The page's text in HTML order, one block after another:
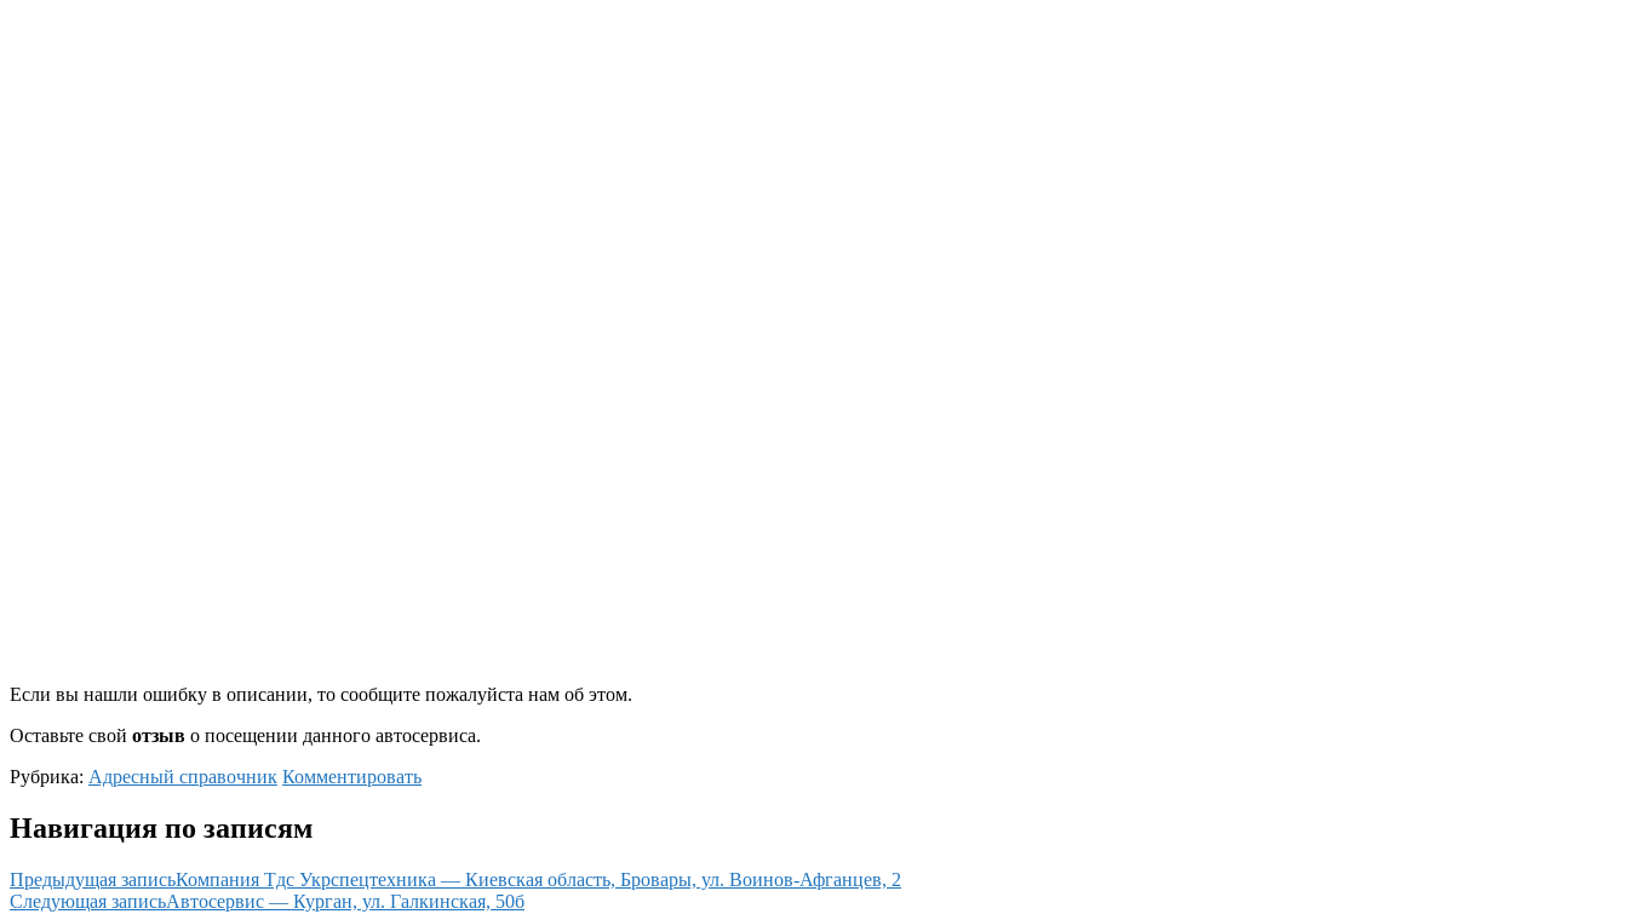
Если вы нашли ошибку в описании, то сообщите пожалуйста нам об этом.
Оставьте свой отзыв о посещении данного автосервиса.
Рубрика: Адресный справочник Комментировать
Навигация по записям
Предыдущая записьКомпания Тдс Укрспецтехника — Киевская область, Бровары, ул. Воинов-Афганцев, 2
Следующая записьАвтосервис — Курган, ул. Галкинская, 50б